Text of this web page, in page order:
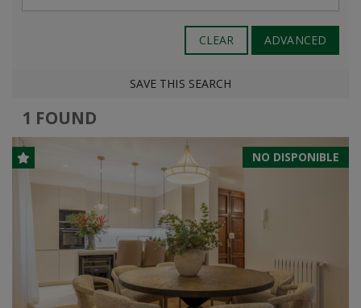
CLEAR ADVANCED
SAVE THIS SEARCH
1 FOUND
NO DISPONIBLE